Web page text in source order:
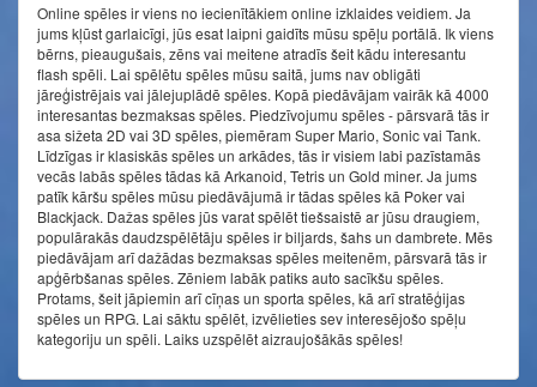
Online spēles ir viens no iecienītākiem online izklaides veidiem. Ja
jums kļūst garlaicīgi, jūs esat laipni gaidīts mūsu spēļu portālā. Ik viens
bērns, pieaugušais, zēns vai meitene atradīs šeit kādu interesantu
flash spēli. Lai spēlētu spēles mūsu saitā, jums nav obligāti
jāreģistrējais vai jālejuplādē spēles. Kopā piedāvājam vairāk kā 4000
interesantas bezmaksas spēles. Piedzīvojumu spēles - pārsvarā tās ir
asa sižeta 2D vai 3D spēles, piemēram Super Mario, Sonic vai Tank.
Līdzīgas ir klasiskās spēles un arkādes, tās ir visiem labi pazīstamās
vecās labās spēles tādas kā Arkanoid, Tetris un Gold miner. Ja jums
patīk kāršu spēles mūsu piedāvājumā ir tādas spēles kā Poker vai
Blackjack. Dažas spēles jūs varat spēlēt tiešsaistē ar jūsu draugiem,
populārakās daudzspēlētāju spēles ir biljards, šahs un dambrete. Mēs
piedāvājam arī dažādas bezmaksas spēles meitenēm, pārsvarā tās ir
apģērbšanas spēles. Zēniem labāk patiks auto sacīkšu spēles.
Protams, šeit jāpiemin arī cīņas un sporta spēles, kā arī stratēģijas
spēles un RPG. Lai sāktu spēlēt, izvēlieties sev interesējošo spēļu
kategoriju un spēli. Laiks uzspēlēt aizraujošākās spēles!